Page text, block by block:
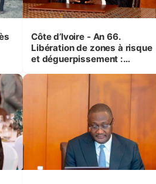
Côte d’Ivoire - An 66.
Libération de zones à risque
et déguerpissement :
respect de l'Etat de droit pour
préserver les vies humaines